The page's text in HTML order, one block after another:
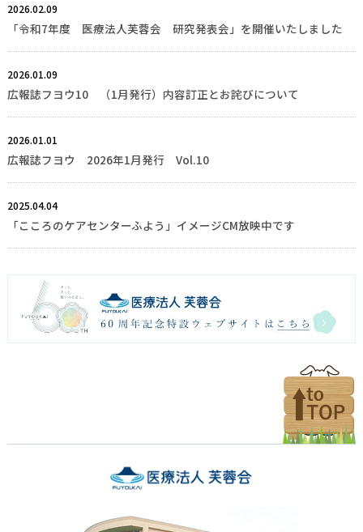
2026.02.09
「令和7年度 医療法人芙蓉会 研究発表会」を開催いたしました
2026.01.09
広報誌フヨウ10 （1月発行）内容訂正とお詫びについて
2026.01.01
広報誌フヨウ 2026年1月発行 Vol.10
2025.04.04
「こころのケアセンターふよう」イメージCM放映中です